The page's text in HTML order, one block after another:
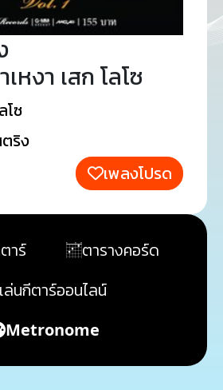
หงา เสก โลโซ
โซ
ริง
เพลงโปรด
าร์
ตารางคอร์ด
ล่นกีตาร์ออนไลน์
Metronome